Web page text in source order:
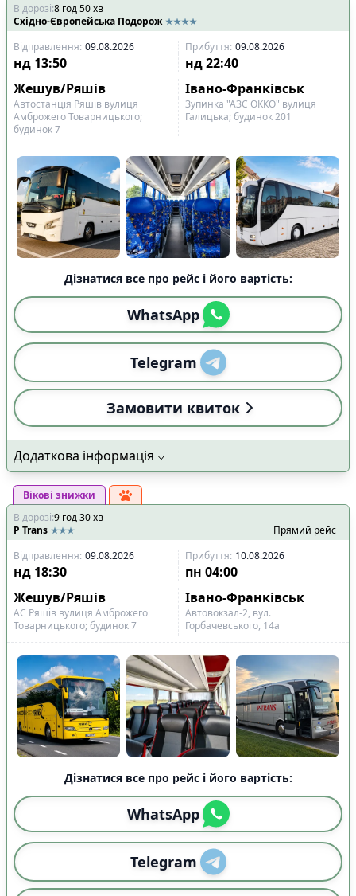
В дорозі:8 год50хв
Східно-Європейська Подорож
Відправлення: 09.08.2026 Прибуття: 09.08.2026
нд 13:50 нд 22:40
Жешув/Ряшів
Івано-Франківськ
Автостанція Ряшів вулиця
Амброжего Товарницького;
будинок 7
Зупинка "АЗС ОККО" вулиця
Галицька; будинок 201
Дізнатися все про рейс і його вартість:
WhatsApp
Telegram
Замовити квиток
Додаткова інформація
Вікові знижки
В дорозі:9 год30хв
P Trans
Прямий рейс
Відправлення: 09.08.2026 Прибуття: 10.08.2026
нд 18:30 пн 04:00
Жешув/Ряшів
Івано-Франківськ
АС Ряшів вулиця Амброжего
Товарницького; будинок 7
Автовокзал-2, вул.
Горбачевського, 14а
Дізнатися все про рейс і його вартість:
WhatsApp
Telegram